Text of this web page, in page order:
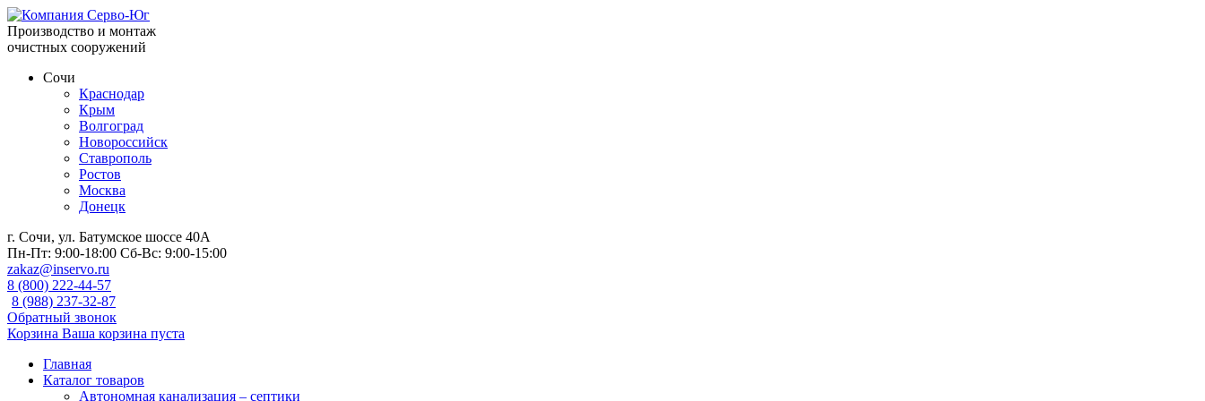
Производство и монтаж
очистных сооружений
Сочи
Краснодар
Крым
Волгоград
Новороссийск
Ставрополь
Ростов
Москва
Донецк
г. Сочи, ул. Батумское шоссе 40А
Пн-Пт: 9:00-18:00 Сб-Вс: 9:00-15:00
zakaz@inservo.ru
8 (800) 222-44-57
8 (988) 237-32-87
Обратный звонок
Корзина Ваша корзина пуста
Главная
Каталог товаров
Автономная канализация – септики